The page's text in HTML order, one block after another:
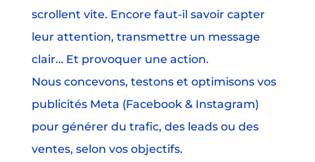
scrollent vite. Encore faut-il savoir capter
leur attention, transmettre un message
clair… Et provoquer une action.
Nous concevons, testons et optimisons vos
publicités Meta (Facebook & Instagram)
pour générer du trafic, des leads ou des
ventes, selon vos objectifs.